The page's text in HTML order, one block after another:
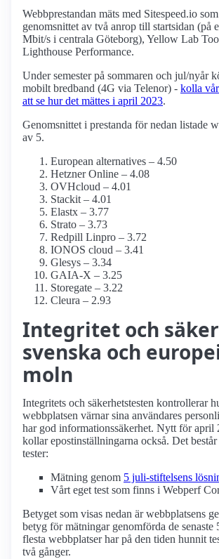
Webbprestandan mäts med Sitespeed.io
genomsnittet av två anrop till startsidan (på
Mbit/s i centrala Göteborg), Yellow Lab
Lighthouse Performance.
Under semester på sommaren och jul/nyår
mobilt bredband (4G via Telenor) - kolla
att se hur det mättes i april 2023.
Genomsnittet i prestanda för nedan listade
av 5.
European alternatives – 4.50
Hetzner Online – 4.08
OVHcloud – 4.01
Stackit – 4.01
Elastx – 3.77
Strato – 3.73
Redpill Linpro – 3.72
IONOS cloud – 3.41
Glesys – 3.34
GAIA-X – 3.25
Storegate – 3.22
Cleura – 2.93
Integritet och
svenska och
moln
Integritets och säkerhetstesten kontrollerar
webbplatsen värnar sina användares
har god informations­säkerhet. Nytt för april
kollar epostinställningarna också. Det
tester:
Mätning genom 5 juli-stiftelsens
Vårt eget test som finns i Webperf
Betyget som visas nedan är webbplatsens
betyg för mätningar genomförda de senaste
flesta webbplatser har på den tiden hunnit
två gånger.